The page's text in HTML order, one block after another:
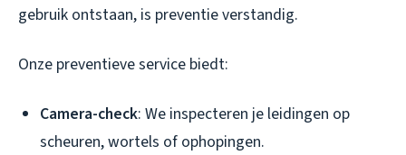
gebruik ontstaan, is preventie verstandig.
Onze preventieve service biedt:
Camera-check: We inspecteren je leidingen op
scheuren, wortels of ophopingen.